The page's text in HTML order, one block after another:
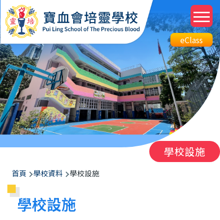
移至主內容
Top
eClass
Btn
eClass
學校設施
導
航
連
首頁 學校資料 學校設施
學校設施